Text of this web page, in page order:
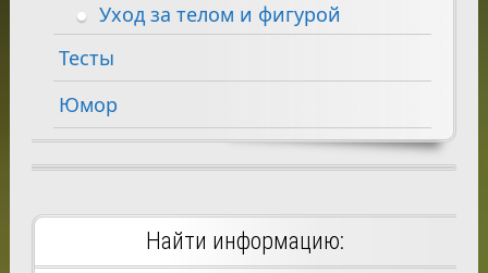
Уход за телом и фигурой
Тесты
Юмор
Найти информацию: